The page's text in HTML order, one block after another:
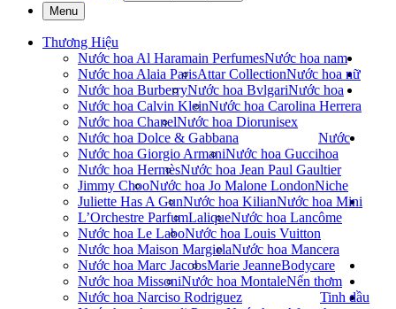
Menu
Thương Hiệu
Nước hoa Al Haramain Perfumes
Nước hoa Alaia ParisAttar Collection
Nước hoa BurberryNước hoa Bvlgari
Nước hoa Calvin KleinNước hoa Carolina Herrera
Nước hoa ChanelNước hoa Dior
Nước hoa Dolce & Gabbana
Nước hoa Giorgio ArmaniNước hoa Gucci
Nước hoa HermèsNước hoa Jean Paul Gaultier
Jimmy ChooNước hoa Jo Malone London
Juliette Has A GunNước hoa Kilian
L’Orchestre ParfumLaliqueNước hoa Lancôme
Nước hoa Le LaboNước hoa Louis Vuitton
Nước hoa Maison MargielaNước hoa Mancera
Nước hoa Marc JacobsMarie Jeanne
Nước hoa MissoniNước hoa Montale
Nước hoa Narciso Rodriguez
Nước hoa nam
Nước hoa nữ
Nước hoa
unisex
Nước
hoa
Niche
Nước hoa Mini
Bodycare
Nến thơm
Tinh dầu